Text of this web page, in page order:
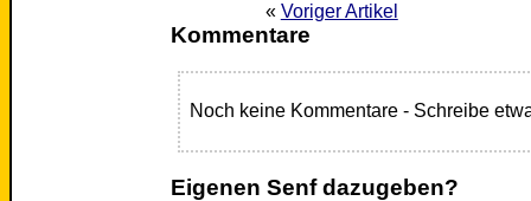
« Voriger Artikel
Kommentare
Noch keine Kommentare - Schreibe
Eigenen Senf dazugeben?